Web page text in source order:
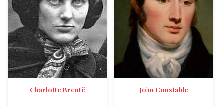
Charlotte Brontë John Constable